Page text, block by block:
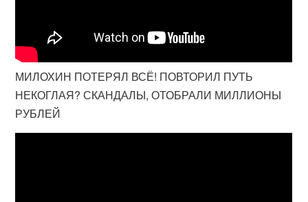
МИЛОХИН ПОТЕРЯЛ ВСЁ! ПОВТОРИЛ ПУТЬ
НЕКОГЛАЯ? СКАНДАЛЫ, ОТОБРАЛИ МИЛЛИОНЫ
РУБЛЕЙ